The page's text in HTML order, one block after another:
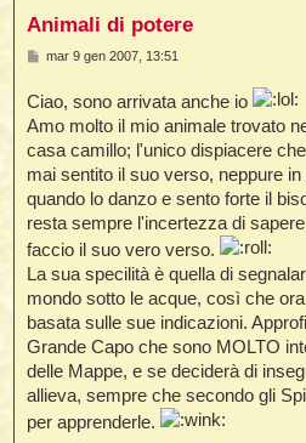
Animali di potere
M
s
g
g
o
mar 9 gen 2007, 13:51
Ciao, sono arrivata anche io
Amo molto il mio animale trovato
casa camillo; l'unico dispiacere
mai sentito il suo verso, neppure
quando lo danzo e sento forte il
resta sempre l'incertezza di
faccio il suo vero verso.
La sua specilità è quella di
mondo sotto le acque, così che
basata sulle sue indicazioni.
Grande Capo che sono MOLTO
delle Mappe, e se deciderà di
allieva, sempre che secondo gli
per apprenderle.